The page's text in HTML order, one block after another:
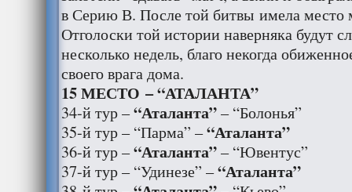
в Серию В. После той битвы имела место
Отголоски той истории наверняка будут
несколько недель, благо некогда
своего врага дома.
15 МЕСТО – “АТАЛАНТА”
34-й тур –“Аталанта”– “Болонья”
35-й тур – “Парма” –“Аталанта”
36-й тур –“Аталанта”– “Ювентус”
37-й тур – “Удинезе” –“Аталанта”